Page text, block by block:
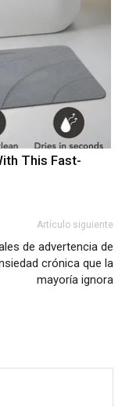
This Fast-
Artículo siguiente
de advertencia de
crónica que la
mayoría ignora